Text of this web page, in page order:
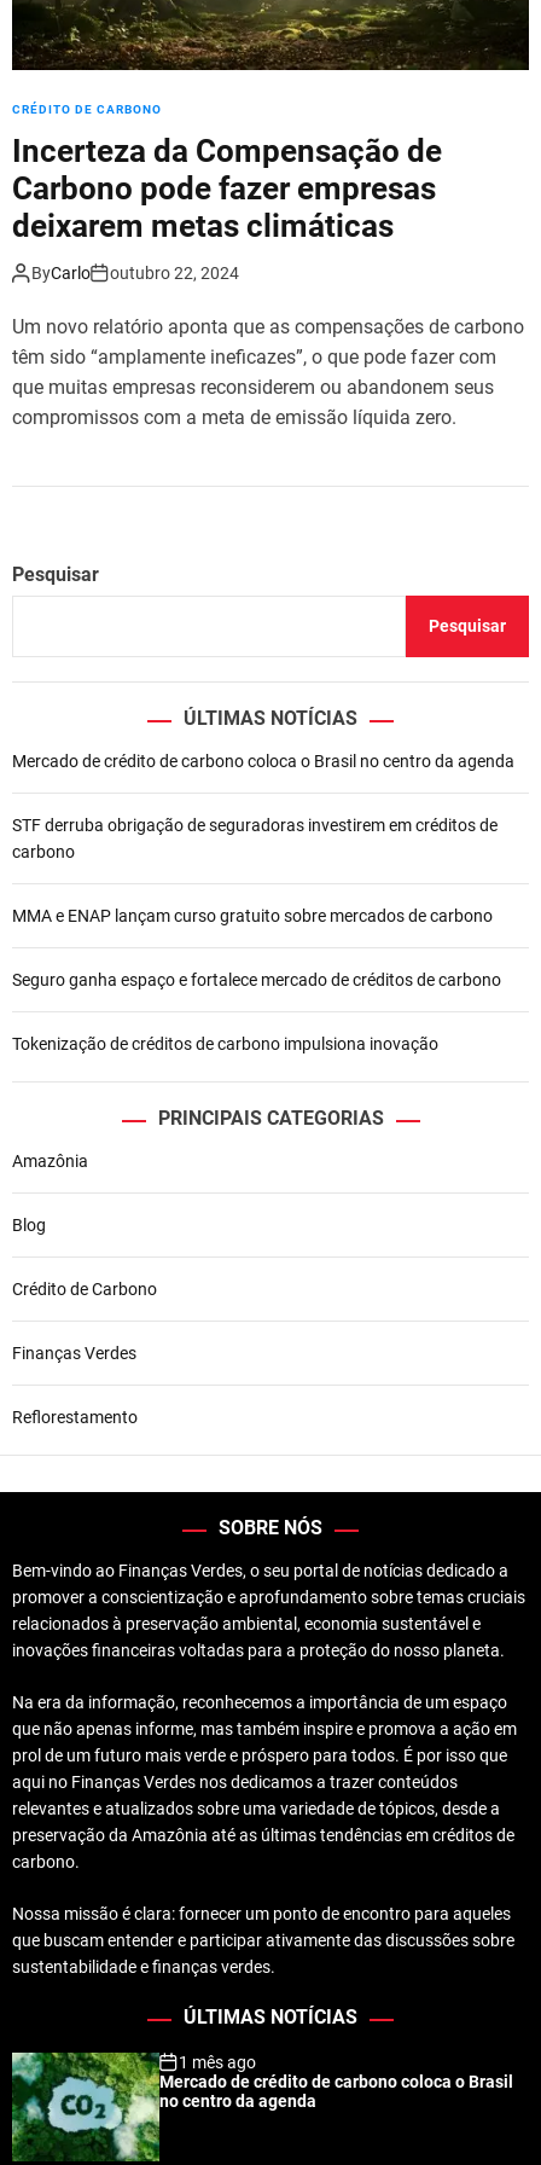
CRÉDITO DE CARBONO
Incerteza da Compensação de
Carbono pode fazer empresas
deixarem metas climáticas
ByCarlo outubro 22, 2024
Um novo relatório aponta que as compensações de carbono
têm sido “amplamente ineficazes”, o que pode fazer com
que muitas empresas reconsiderem ou abandonem seus
compromissos com a meta de emissão líquida zero.
Pesquisar
Pesquisar
ÚLTIMAS NOTÍCIAS
Mercado de crédito de carbono coloca o Brasil no centro da agenda
STF derruba obrigação de seguradoras investirem em créditos de
carbono
MMA e ENAP lançam curso gratuito sobre mercados de carbono
Seguro ganha espaço e fortalece mercado de créditos de carbono
Tokenização de créditos de carbono impulsiona inovação
PRINCIPAIS CATEGORIAS
Amazônia
Blog
Crédito de Carbono
Finanças Verdes
Reflorestamento
SOBRE NÓS
Bem-vindo ao Finanças Verdes, o seu portal de notícias dedicado a
promover a conscientização e aprofundamento sobre temas cruciais
relacionados à preservação ambiental, economia sustentável e
inovações financeiras voltadas para a proteção do nosso planeta.
Na era da informação, reconhecemos a importância de um espaço
que não apenas informe, mas também inspire e promova a ação em
prol de um futuro mais verde e próspero para todos. É por isso que
aqui no Finanças Verdes nos dedicamos a trazer conteúdos
relevantes e atualizados sobre uma variedade de tópicos, desde a
preservação da Amazônia até as últimas tendências em créditos de
carbono.
Nossa missão é clara: fornecer um ponto de encontro para aqueles
que buscam entender e participar ativamente das discussões sobre
sustentabilidade e finanças verdes.
ÚLTIMAS NOTÍCIAS
1 mês ago
Mercado de crédito de carbono coloca o Brasil
no centro da agenda